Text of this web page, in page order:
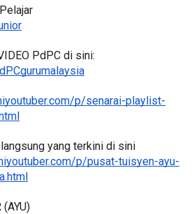
PdPC di sini:
p/senarai-playlist-
yang terkini di sini
p/pusat-tuisyen-ayu-